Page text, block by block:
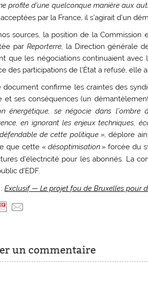
profite d’une quelconque manière aux
par la France, il s’agirait d’un
sources, la position de la
par Reporterre, la Direction générale
que les négociations continuaient
des participations de l’État a refusé, elle
document confirme les craintes des
et ses conséquences (un
énergétique, se négocie dans
en ignorant les enjeux techniques,
de cette politique », déplore
que cette « désoptimisation » forcée du
d’électricité pour les abonnés. La
d’EDF.
:Exclusif — Le projet fou de Bruxelles pour
un commentaire